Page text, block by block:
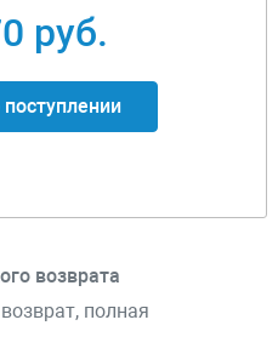
руб.
возврата
полная